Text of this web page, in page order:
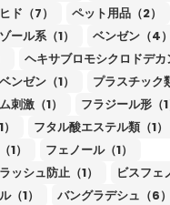
ド（7）
ペット用品（2）
ール系（1）
ベンゼン（4）
ヘキサブロモシクロドデカ
ンゼン（1）
プラスチック
刺激（1）
フラジール形（1
フタル酸エステル類（1）
1）
フェノール（1）
ッシュ防止（1）
ビスフェ
（1）
バングラデシュ（6）